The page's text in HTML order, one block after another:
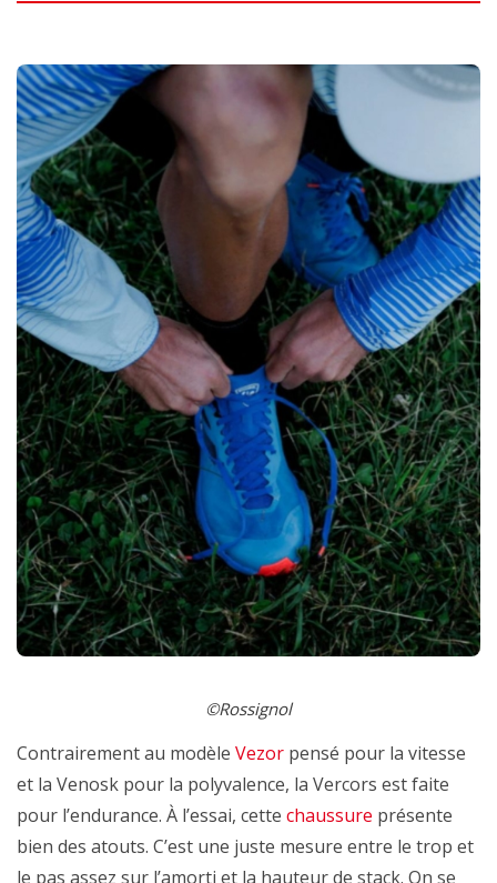
©Rossignol
Contrairement au modèle Vezor pensé pour la vitesse
et la Venosk pour la polyvalence, la Vercors est faite
pour l’endurance. À l’essai, cette chaussure présente
bien des atouts. C’est une juste mesure entre le trop et
le pas assez sur l’amorti et la hauteur de stack. On se